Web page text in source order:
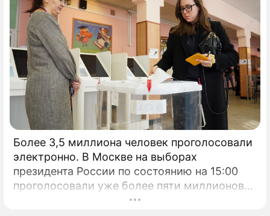
Более 3,5 миллиона человек проголосовали
электронно. В Москве на выборах
президента России по состоянию на 15:00
проголосовали уже более пяти миллионов